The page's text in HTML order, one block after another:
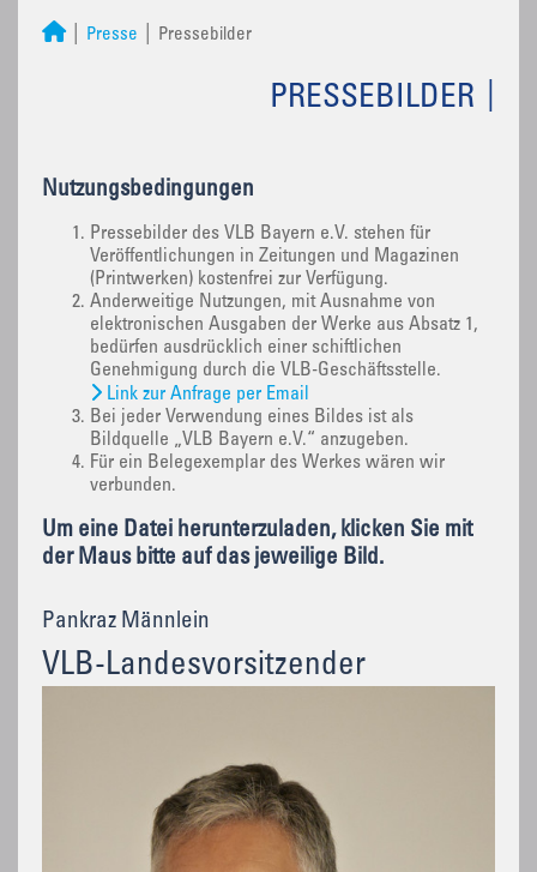
Presse Pressebilder
PRESSEBILDER
Nutzungsbedingungen
Pressebilder des VLB Bayern e.V. stehen für
Veröffentlichungen in Zeitungen und Magazinen
(Printwerken) kostenfrei zur Verfügung.
Anderweitige Nutzungen, mit Ausnahme von
elektronischen Ausgaben der Werke aus Absatz 1,
bedürfen ausdrücklich einer schiftlichen
Genehmigung durch die VLB-Geschäftsstelle.
Link zur Anfrage per Email
Bei jeder Verwendung eines Bildes ist als
Bildquelle „VLB Bayern e.V.“ anzugeben.
Für ein Belegexemplar des Werkes wären wir
verbunden.
Um eine Datei herunterzuladen, klicken Sie mit
der Maus bitte auf das jeweilige Bild.
Pankraz Männlein
VLB-Landesvorsitzender